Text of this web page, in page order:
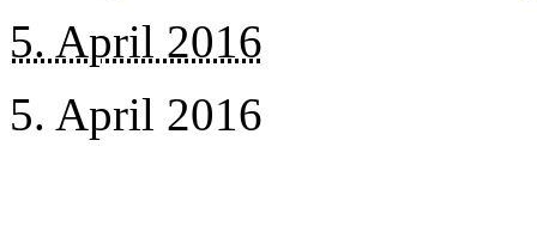
5. April 2016
5. April 2016